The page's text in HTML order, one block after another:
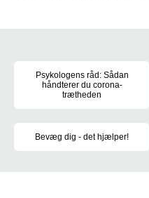
Psykologens råd: Sådan
håndterer du corona-
trætheden
Bevæg dig - det hjælper!